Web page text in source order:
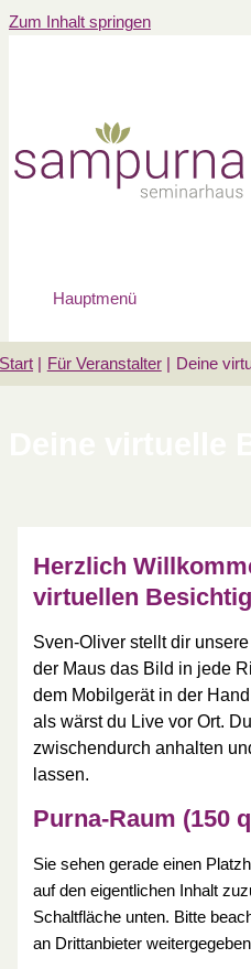
Zum Inhalt springen
Hauptmenü
Start Für Veranstalter Deine
Herzlich
virtuellen
Sven-Oliver stellt dir
der Maus das Bild in jede
dem Mobilgerät in der
als wärst du Live vor Ort.
zwischendurch anhalten
lassen.
Purna-Raum (150
Sie sehen gerade einen
auf den eigentlichen Inhalt
Schaltfläche unten. Bitte
an Drittanbieter